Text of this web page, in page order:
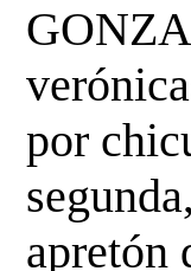
por
apretón